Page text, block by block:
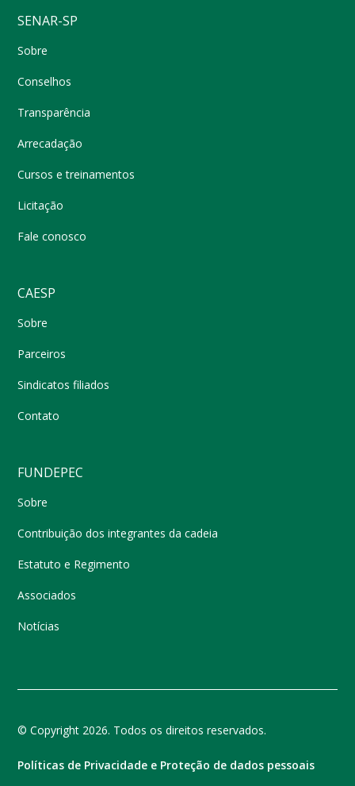
SENAR-SP
Sobre
Conselhos
Transparência
Arrecadação
Cursos e treinamentos
Licitação
Fale conosco
CAESP
Sobre
Parceiros
Sindicatos filiados
Contato
FUNDEPEC
Sobre
Contribuição dos integrantes da cadeia
Estatuto e Regimento
Associados
Notícias
© Copyright 2026. Todos os direitos reservados.
Políticas de Privacidade e Proteção de dados pessoais